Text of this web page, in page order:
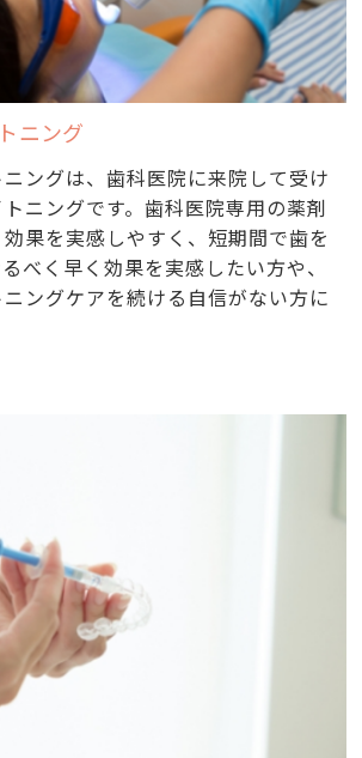
ニング
ングは、歯科医院に来院して受け
ニングです。歯科医院専用の薬剤
果を実感しやすく、短期間で歯を
べく早く効果を実感したい方や、
ングケアを続ける自信がない方に